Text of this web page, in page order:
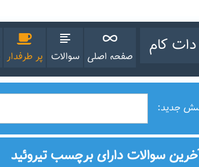
کام
صفحه اصلی سوالات پر طرفدار
جدید:
سوالات دارای برچسب تیروئید